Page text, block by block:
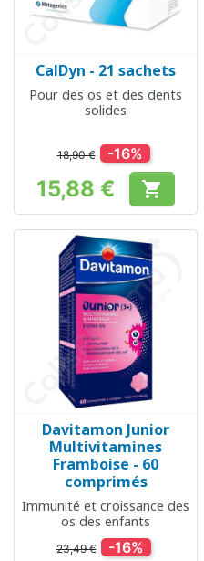
CalDyn - 21 sachets
Pour des os et des dents
solides
18,90 € -16%
Prix
15,88 € 
Davitamon Junior
Multivitamines
Framboise - 60
comprimés
Immunité et croissance des
os des enfants
23,49 € -16%